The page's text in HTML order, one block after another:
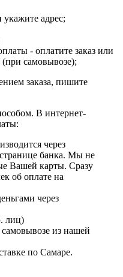
адрес;
- оплатите заказ или
(при самовывозе);
заказа, пишите
В интернет-
через
банка. Мы не
Вашей карты. Сразу
об оплате на
через
лиц)
из нашей
по Самаре.